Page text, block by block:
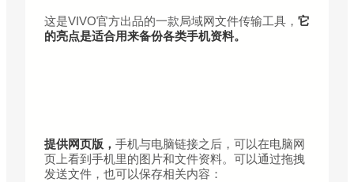
这是VIVO官方出品的一款局域网文件传输工具， 它
的亮点是适合用来备份各类手机资料。
提供网页版， 手机与电脑链接之后，可以在电脑网
页上看到手机里的图片和文件资料。可以通过拖拽
发送文件，也可以保存相关内容：